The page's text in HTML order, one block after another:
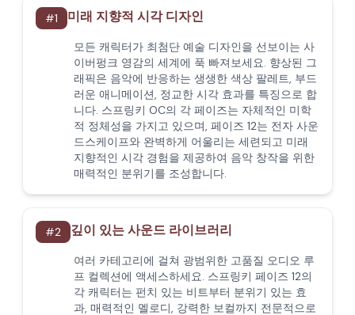
#1 미래 지향적 시각 디자인
모든 캐릭터가 최첨단 예술 디자인을 선보이는 사
이버펑크 영감의 세계에 푹 빠져보세요. 향상된 그
래픽은 음악에 반응하는 생생한 색상 팔레트, 부드
러운 애니메이션, 정교한 시각 효과를 특징으로 합
니다. 스프링키 OC의 각 페이즈는 자체적인 미학
적 정체성을 가지고 있으며, 페이즈 12는 전자 사운
드스케이프와 완벽하게 어울리는 세련되고 미래
지향적인 시각 경험을 제공하여 음악 창작을 위한
매력적인 분위기를 조성합니다.
#2 깊이 있는 사운드 라이브러리
여러 카테고리에 걸쳐 광범위한 고품질 오디오 루
프 컬렉션에 액세스하세요. 스프링키 페이즈 12의
각 캐릭터는 펀치 있는 비트부터 분위기 있는 효
과, 매력적인 멜로디, 강력한 보컬까지 전문적으로